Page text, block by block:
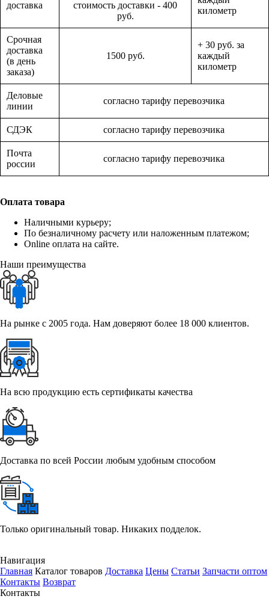
доставка
стоимость доставки - 400
руб.
километр
Срочная
доставка
(в день
заказа)
1500 руб.
+ 30 руб. за
каждый
километр
Деловые
линии
согласно тарифу перевозчика
СДЭК согласно тарифу перевозчика
Почта
россии
согласно тарифу перевозчика
Оплата товара
Наличными курьеру;
По безналичному расчету или наложенным платежом;
Online оплата на сайте.
Наши преимущества
На рынке с 2005 года. Нам доверяют более 18 000 клиентов.
На всю продукцию есть сертификаты качества
Доставка по всей России любым удобным способом
Только оригинальный товар. Никаких подделок.
Навигация
Главная Каталог товаров Доставка Цены Статьи Запчасти оптом
Контакты Возврат
Контакты